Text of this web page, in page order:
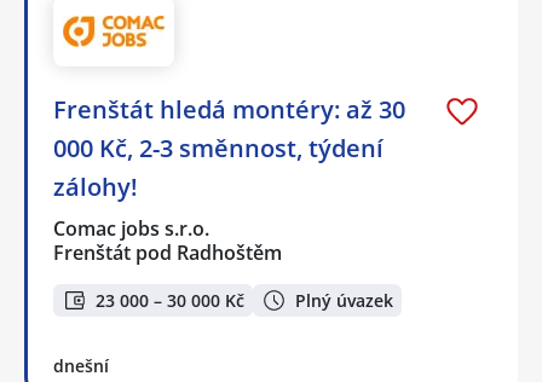
Frenštát hledá montéry: až 30
000 Kč, 2-3 směnnost, týdení
zálohy!
Comac jobs s.r.o.
Frenštát pod Radhoštěm
23 000 – 30 000 Kč Plný úvazek
dnešní